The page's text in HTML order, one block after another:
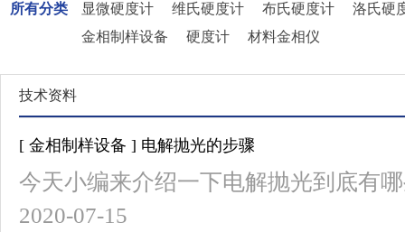
所有分类 显微硬度计 维氏硬度计 布氏硬度计
洛氏硬
金相制样设备
硬度计 材料金相仪
技术资料
[ 金相制样设备 ] 电解抛光的步骤
今天小编来介绍一下电解抛光到底有
2020-07-15